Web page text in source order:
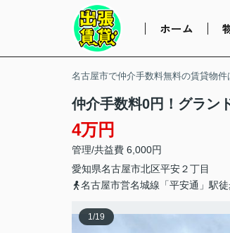
ホーム
名古屋市で仲介手数料無料の賃貸物件
仲介手数料0円！グラン
4万円
管理/共益費 6,000円
愛知県名古屋市北区平安２丁目
名古屋市営名城線「平安通」駅
1/19